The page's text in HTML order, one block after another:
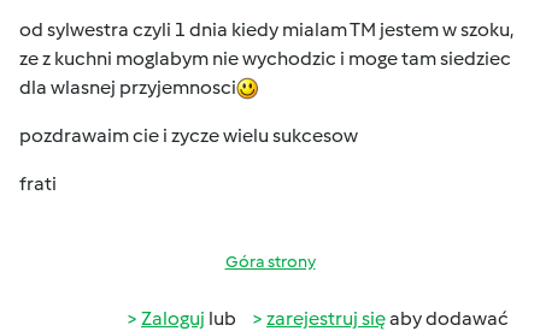
od sylwestra czyli 1 dnia kiedy mialam TM jestem w szoku,
ze z kuchni moglabym nie wychodzic i moge tam siedziec
dla wlasnej przyjemnosci
pozdrawaim cie i zycze wielu sukcesow
frati
Góra strony
Zaloguj lub zarejestruj sięaby dodawać